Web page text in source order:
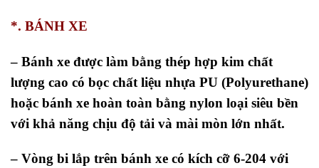
*. BÁNH XE
– Bánh xe được làm bằng thép hợp kim chất
lượng cao có bọc chất liệu nhựa PU (Polyurethane)
hoặc bánh xe hoàn toàn bằng nylon loại siêu bền
với khả năng chịu độ tải và mài mòn lớn nhất.
– Vòng bi lắp trên bánh xe có kích cỡ 6-204 với